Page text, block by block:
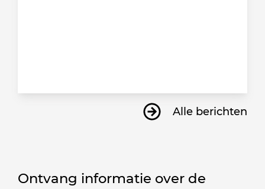
Alle berichten
Ontvang informatie over de